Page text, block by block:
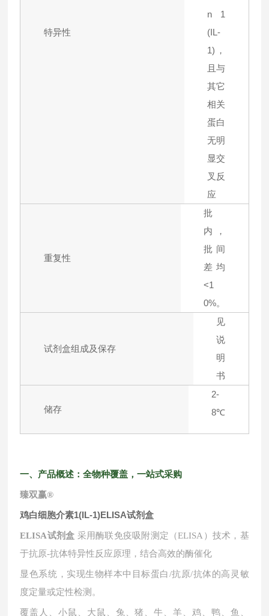
特异性
n 1
(IL-
1)，
且与
其它
相关
蛋白
无明
显交
叉反
应
重复性
批
内，
批间
差均
<1
0%。
试剂盒组成及保存
见
说
明
书
储存
2-
8℃
一、 产品概述：全物种覆盖，一站式采购
臻双赢®
鸡白细胞介素1(IL-1)ELISA试剂盒
ELISA试剂盒 采用酶联免疫吸附测定（ELISA）技术，基
于抗原-抗体特异性反应原理，结合高效的酶催化
显色系统，实现生物样本中目标蛋白/抗原/抗体的高灵敏
度定量或定性检测。
覆盖人、小鼠、大鼠、兔、猪、牛、羊、鸡、鸭、鱼、